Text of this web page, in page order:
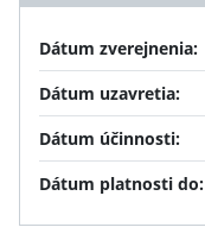
Dátum zverejnenia:
Dátum uzavretia:
Dátum účinnosti:
Dátum platnosti do: